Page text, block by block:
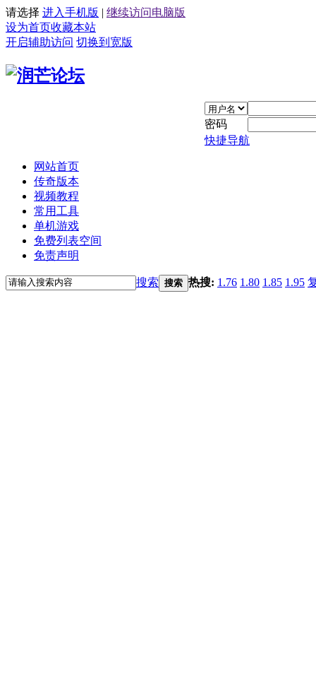
请选择 进入手机版 | 继续访问电脑版
设为首页收藏本站
开启辅助访问 切换到宽版
密码
快捷导航
网站首页
传奇版本
视频教程
常用工具
单机游戏
免费列表空间
免责声明
搜索 搜索 热搜: 1.76 1.80 1.85 1.95